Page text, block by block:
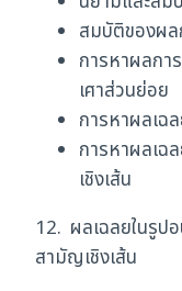
สมบัติของผ
การหาผลกา
เศาส่วนย่อย
การหาผลเฉ
การหาผลเฉ
เชิงเส้น
12. ผลเฉลยในรูป
สามัญเชิงเส้น